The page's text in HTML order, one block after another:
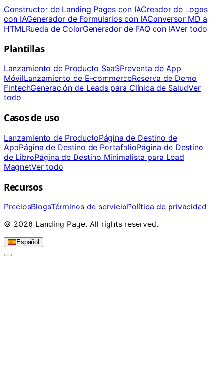
Constructor de Landing Pages con IACreador de Logos
con IAGenerador de Formularios con IAConversor MD a
HTMLRueda de ColorGenerador de FAQ con IAVer todo
Plantillas
Lanzamiento de Producto SaaSPreventa de App
MóvilLanzamiento de E-commerceReserva de Demo
FintechGeneración de Leads para Clínica de SaludVer
todo
Casos de uso
Lanzamiento de ProductoPágina de Destino de
AppPágina de Destino de PortafolioPágina de Destino
de LibroPágina de Destino Minimalista para Lead
MagnetVer todo
Recursos
PreciosBlogsTérminos de servicioPolítica de privacidad
© 2026 Landing Page. All rights reserved.
Español